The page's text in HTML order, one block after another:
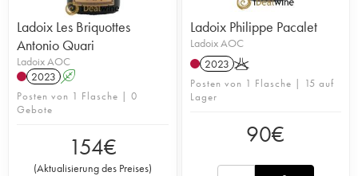
Ladoix Les Briquottes
Antonio Quari
Ladoix AOC
2023 A
Posten von 1 Flasche | 0
Gebote
154€
(Aktualisierung des Preises)
Ladoix Philippe Pacalet
Ladoix AOC
2023 K
Posten von 1 Flasche | 15 auf
Lager
90€